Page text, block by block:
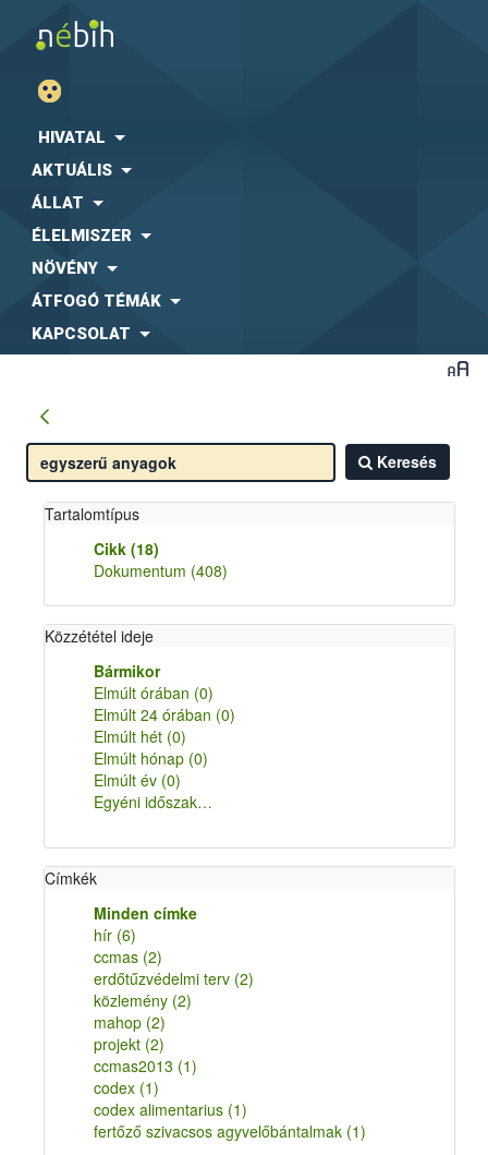
HIVATAL
AKTUÁLIS
ÁLLAT
ÉLELMISZER
NÖVÉNY
ÁTFOGÓ TÉMÁK
KAPCSOLAT
Keresés
Tartalomtípus
Cikk (18)
Dokumentum (408)
Közzététel ideje
Bármikor
Elmúlt órában (0)
Elmúlt 24 órában (0)
Elmúlt hét (0)
Elmúlt hónap (0)
Elmúlt év (0)
Egyéni időszak…
Címkék
Minden címke
hír (6)
ccmas (2)
erdőtűzvédelmi terv (2)
közlemény (2)
mahop (2)
projekt (2)
ccmas2013 (1)
codex (1)
codex alimentarius (1)
fertőző szivacsos agyvelőbántalmak (1)